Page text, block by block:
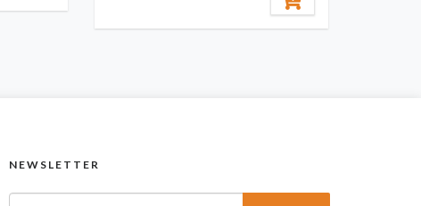
NEWSLETTER